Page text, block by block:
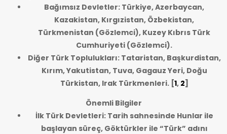
Bağımsız Devletler: Türkiye, Azerbaycan,
Kazakistan, Kırgızistan, Özbekistan,
Türkmenistan (Gözlemci), Kuzey Kıbrıs Türk
Cumhuriyeti (Gözlemci).
Diğer Türk Toplulukları: Tataristan, Başkurdistan,
Kırım, Yakutistan, Tuva, Gagauz Yeri, Doğu
Türkistan, Irak Türkmenleri.[1, 2]
Önemli Bilgiler
İlk Türk Devletleri: Tarih sahnesinde Hunlar ile
başlayan süreç, Göktürkler ile “Türk” adını